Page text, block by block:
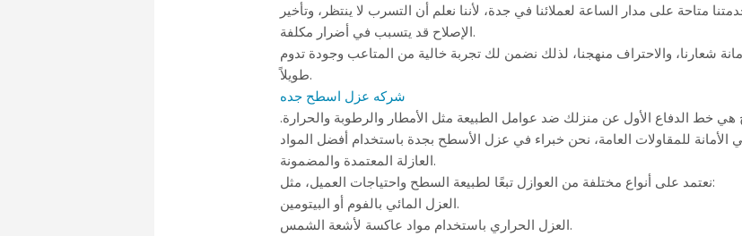
متاحة على مدار الساعة لعملائنا في جدة، لأننا نعلم أن التسرب لا ينتظر، وتأخير
الإصلاح قد يتسبب في أضرار مكلفة.
شعارنا، والاحتراف منهجنا، لذلك نضمن لك تجربة خالية من المتاعب وجودة تدوم
طويلاً.
شركه عزل اسطح جده
هي خط الدفاع الأول عن منزلك ضد عوامل الطبيعة مثل الأمطار والرطوبة والحرارة.
الأمانة للمقاولات العامة، نحن خبراء في عزل الأسطح بجدة باستخدام أفضل المواد
العازلة المعتمدة والمضمونة.
نعتمد على أنواع مختلفة من العوازل تبعًا لطبيعة السطح واحتياجات العميل، مثل:
العزل المائي بالفوم أو البيتومين.
العزل الحراري باستخدام مواد عاكسة لأشعة الشمس.